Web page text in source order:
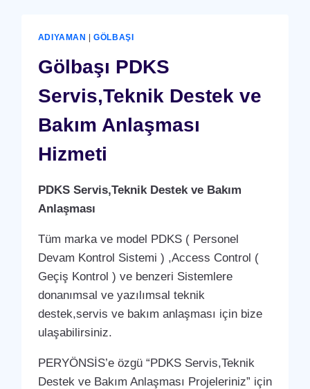
HIZMETI
ADIYAMAN |GÖLBAŞI
Gölbaşı PDKS
Servis,Teknik Destek ve
Bakım Anlaşması
Hizmeti
PDKS Servis,Teknik Destek ve Bakım
Anlaşması
Tüm marka ve model PDKS ( Personel
Devam Kontrol Sistemi ) ,Access Control (
Geçiş Kontrol ) ve benzeri Sistemlere
donanımsal ve yazılımsal teknik
destek,servis ve bakım anlaşması için bize
ulaşabilirsiniz.
PERYÖNSİS’e özgü “PDKS Servis,Teknik
Destek ve Bakım Anlaşması Projeleriniz” için